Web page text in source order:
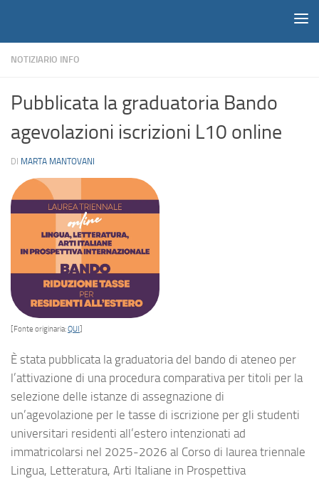
NOTIZIARIO INFO
Pubblicata la graduatoria Bando
agevolazioni iscrizioni L10 online
DI MARTA MANTOVANI
[Fonte originaria:QUI]
È stata pubblicata la graduatoria del bando di ateneo per
l’attivazione di una procedura comparativa per titoli per la
selezione delle istanze di assegnazione di
un’agevolazione per le tasse di iscrizione per gli studenti
universitari residenti all’estero intenzionati ad
immatricolarsi nel 2025-2026 al Corso di laurea triennale
Lingua, Letteratura, Arti Italiane in Prospettiva